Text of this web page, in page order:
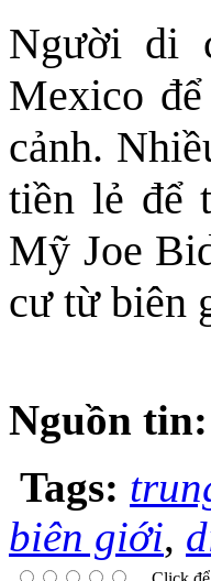
Người di
Mexico
cảnh.
tiền lẻ để
Mỹ Joe
cư từ biên
Nguồn tin:
Tags:
biên giới,